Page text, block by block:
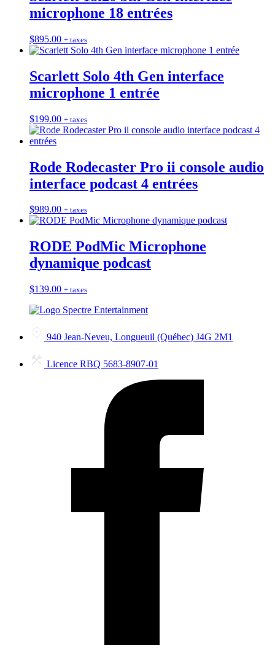
microphone 18 entrées
$895.00 + taxes
Scarlett Solo 4th Gen interface
microphone 1 entrée
$199.00 + taxes
Rode Rodecaster Pro ii console audio
interface podcast 4 entrées
$989.00 + taxes
RODE PodMic Microphone
dynamique podcast
$139.00 + taxes
940 Jean-Neveu, Longueuil (Québec) J4G 2M1
Licence RBQ 5683-8907-01